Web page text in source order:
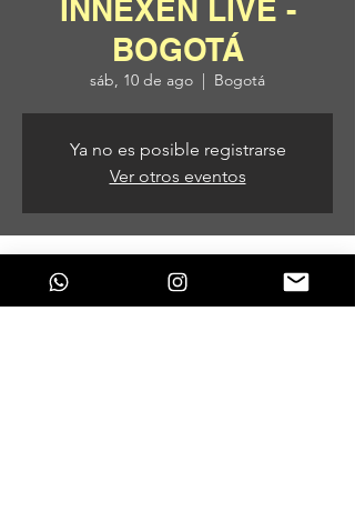
INNEXEN LIVE -
BOGOTÁ
sáb, 10 de ago
  |
Bogotá
Ya no es posible registrarse
Ver otros eventos
Horario y ubicación
10 de ago de 2024, 9:00 p. m. – 11 de ago